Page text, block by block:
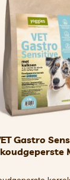
Gastro